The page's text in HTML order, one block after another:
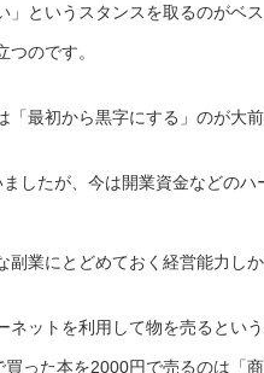
というスタンスを取るのがベス
のです。
最初から黒字にする」のが大前
したが、今は開業資金などの
業にとどめておく経営能力し
ットを利用して物を売るという
った本を2000円で売るのは「